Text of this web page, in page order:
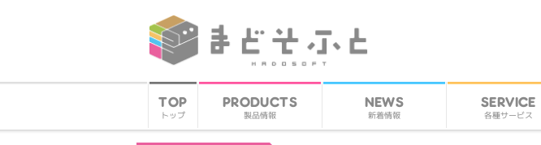
TOP
トップ
PRODUCTS
製品情報
NEWS
新着情報
SERVICE
各種サービス